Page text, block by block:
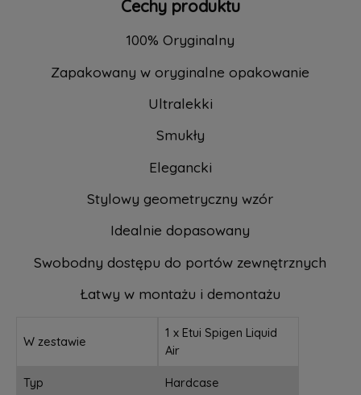
Cechy produktu
100% Oryginalny
Zapakowany w oryginalne opakowanie
Ultralekki
Smukły
Elegancki
Stylowy geometryczny wzór
Idealnie dopasowany
Swobodny dostępu do portów zewnętrznych
Łatwy w montażu i demontażu
W zestawie
1 x Etui Spigen Liquid
Air
Typ Hardcase